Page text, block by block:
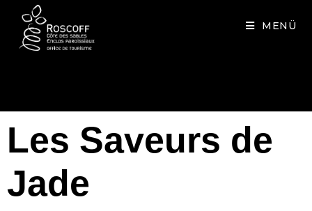
MENÜ
Les Saveurs de
Jade
Cookies management panel